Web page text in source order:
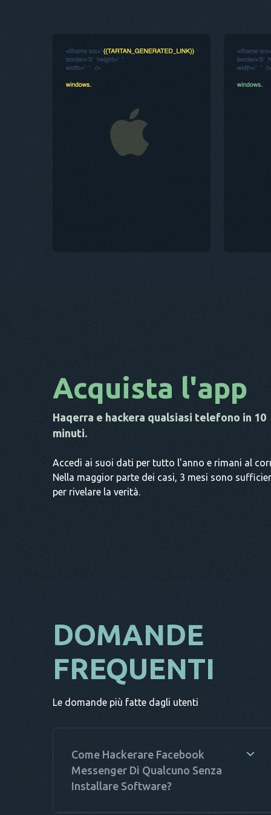
Acquista l'app
Haqerra e hackera qualsiasi telefono in 10
minuti.
Accedi ai suoi dati per tutto l'anno e rimani al
Nella maggior parte dei casi, 3 mesi sono
per rivelare la verità.
DOMANDE
FREQUENTI
Le domande più fatte dagli utenti
Come Hackerare Facebook
Messenger Di Qualcuno Senza
Installare Software?